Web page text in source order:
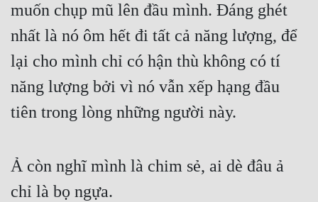
muốn chụp mũ lên đầu mình. Đáng ghét
nhất là nó ôm hết đi tất cả năng lượng, để
lại cho mình chỉ có hận thù không có tí
năng lượng bởi vì nó vẫn xếp hạng đầu
tiên trong lòng những người này.
Ả còn nghĩ mình là chim sẻ, ai dè đâu ả
chỉ là bọ ngựa.